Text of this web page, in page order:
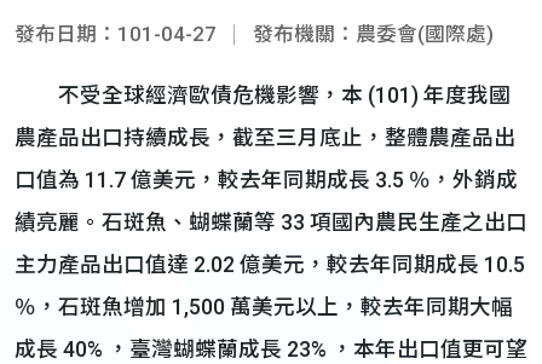
發布日期：101-04-27 發布機關：農委會(國際處)
不受全球經濟歐債危機影響，本 (101) 年度我國
農產品出口持續成長，截至三月底止，整體農產品出
口值為 11.7 億美元，較去年同期成長 3.5 ％，外銷成
績亮麗。石斑魚、蝴蝶蘭等 33 項國內農民生產之出口
主力產品出口值達 2.02 億美元，較去年同期成長 10.5
％，石斑魚增加 1,500 萬美元以上，較去年同期大幅
成長 40% ，臺灣蝴蝶蘭成長 23% ，本年出口值更可望